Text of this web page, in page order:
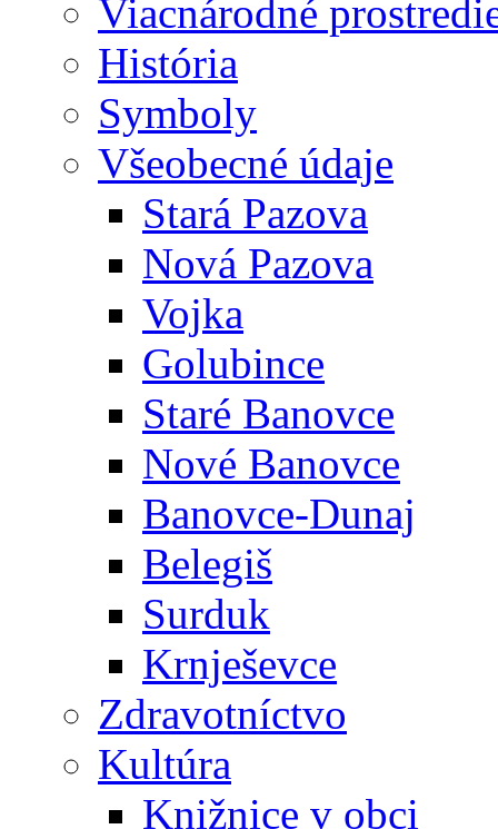
Viacnárodné
História
Symboly
Všeobecné údaje
Stará Pazova
Nová Pazova
Vojka
Golubince
Staré Banovce
Nové Banovce
Banovce-Dunaj
Belegiš
Surduk
Krnješevce
Zdravotníctvo
Kultúra
Knižnice v obci